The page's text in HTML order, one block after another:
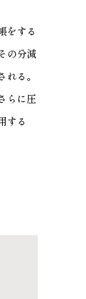
をする
の分減
る。
らに圧
する